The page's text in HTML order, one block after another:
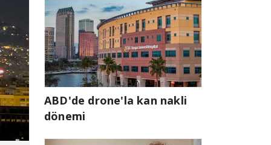
ABD'de drone'la kan nakli
dönemi